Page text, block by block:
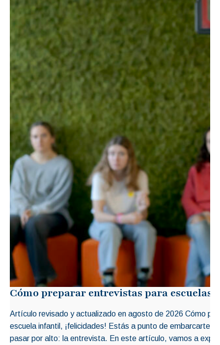
Cómo preparar entrevistas para escuelas
Artículo revisado y actualizado en agosto de 2026 Cómo
escuela infantil, ¡felicidades! Estás a punto de embarcarte
pasar por alto: la entrevista. En este artículo, vamos a